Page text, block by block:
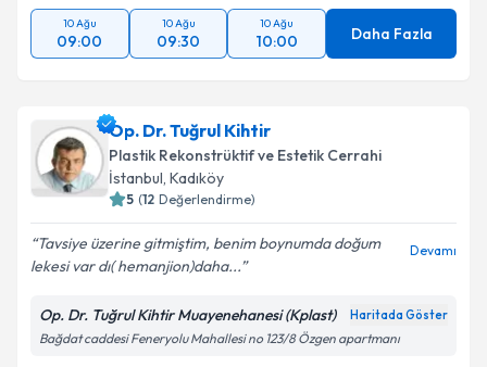
10 Ağu
09:00
10 Ağu
09:30
10 Ağu
10:00 Daha Fazla
Op. Dr. Tuğrul Kihtir
Plastik Rekonstrüktif ve Estetik Cerrahi
İstanbul, Kadıköy
5 (12 Değerlendirme)
Tavsiye üzerine gitmiştim, benim boynumda doğum
lekesi var dı( hemanjion)daha...
Devamı
Op. Dr. Tuğrul Kihtir Muayenehanesi (Kplast) Haritada Göster
Bağdat caddesi Feneryolu Mahallesi no 123/8 Özgen apartmanı